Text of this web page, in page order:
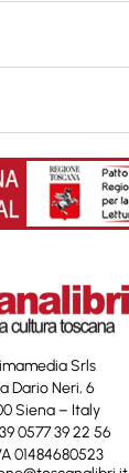
Srls
Dario Neri, 6
Siena – Italy
0577 39 22 56
01484680523